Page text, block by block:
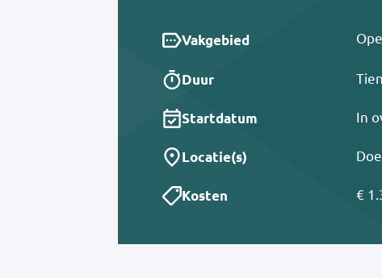
Vakgebied
Duur
Startdatum In
Locatie(s)
Kosten €